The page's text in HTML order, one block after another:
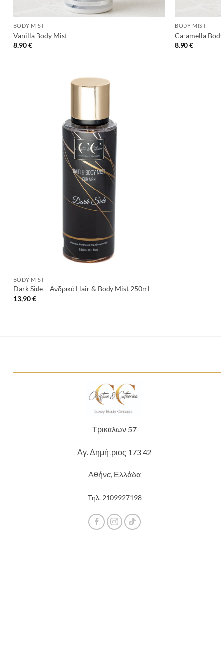
BODY MIST
Vanilla Body Mist
8,90€
BODY MIST
Caramella
8,90€
BODY MIST
Dark Side – Ανδρικό Hair & Body Mist 250ml
13,90€
Τρικάλων 57
Αγ. Δημήτριος 173 42
Αθήνα, Ελλάδα
Τηλ. 2109927198